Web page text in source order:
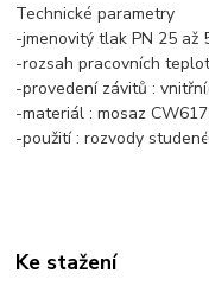
Technické parametry
-jmenovitý tlak PN 25 až
-rozsah pracovních
-provedení závitů :
-materiál : mosaz
-použití : rozvody
Ke stažení